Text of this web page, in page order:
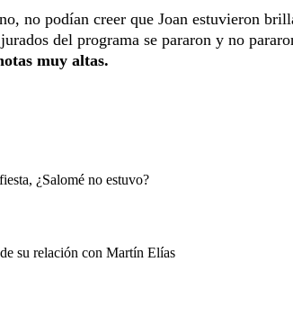
no podían creer que Joan estuvieron
del programa se pararon y no
muy altas.
¿Salomé no estuvo?
su relación con Martín Elías